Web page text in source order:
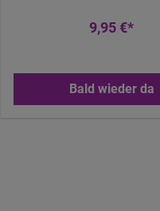
9,95 €*
Bald wieder da